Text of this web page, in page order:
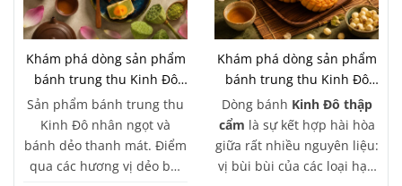
trước.
tập hộp quà truyền thống
Khám phá dòng sản phẩm
bánh trung thu Kinh Đô
nhân ngọt
Sản phẩm bánh trung thu
Kinh Đô nhân ngọt và
bánh dẻo thanh mát. Điểm
qua các hương vị dẻo bùi
Khám phá dòng sản phẩm
bánh trung thu Kinh Đô
thập cẩm
Dòng bánh Kinh Đô thập
cẩm là sự kết hợp hài hòa
giữa rất nhiều nguyên liệu:
vị bùi bùi của các loại hạt,